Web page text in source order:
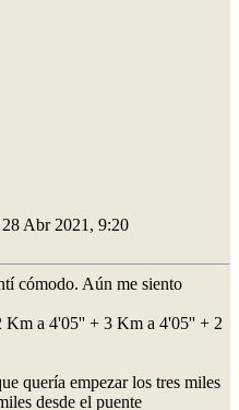
Abr 2021, 9:20
cómodo. Aún me siento
Km a 4'05'' + 3 Km a 4'05'' + 2
quería empezar los tres miles
desde el puente